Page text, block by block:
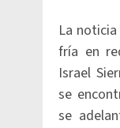
La
fría en
Israel
se
se